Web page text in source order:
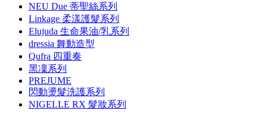
NEU Due 蒂聖絲系列
Linkage 柔漾護髮系列
Elujuda 生命果油/乳系列
dressia 舞動造型
Qufra 四重奏
黑凜系列
PREJUME
閃動燙髮洗護系列
NIGELLE RX 髮妝系列